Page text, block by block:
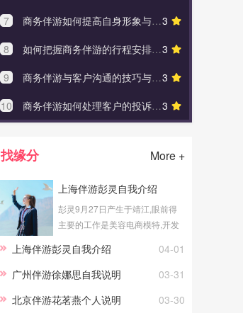
3
7
商务伴游如何提高自身形象与素质
3
8
如何把握商务伴游的行程安排与服务质量
3
9
商务伴游与客户沟通的技巧与注意事项
3
10 商务伴游如何处理客户的投诉和建议
找缘分 More +
上海伴游彭灵自我介绍
彭灵9月27日产生于靖江,眼前得
主要的工作是美容电商模特,开发
04-01
上海伴游彭灵自我介绍
03-31
广州伴游徐娜思自我说明
03-30
北京伴游花茗燕个人说明